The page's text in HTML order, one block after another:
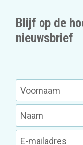
Blijf op de
nieuwsbrief